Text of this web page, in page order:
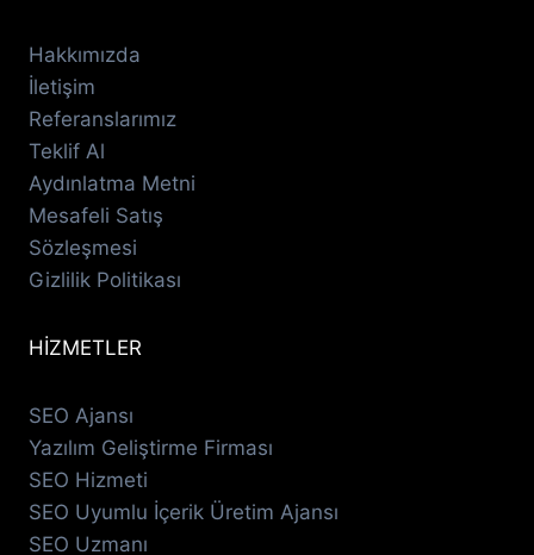
Hakkımızda
İletişim
Referanslarımız
Teklif Al
Aydınlatma Metni
Mesafeli Satış
Sözleşmesi
Gizlilik Politikası
HİZMETLER
SEO Ajansı
Yazılım Geliştirme Firması
SEO Hizmeti
SEO Uyumlu İçerik Üretim Ajansı
SEO Uzmanı